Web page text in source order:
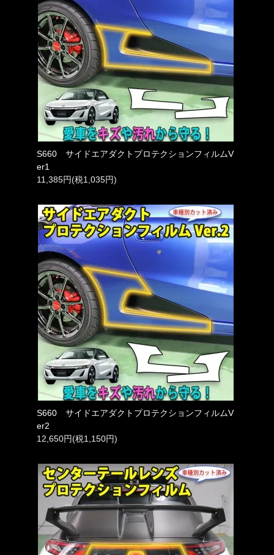
S660 サイドエアダクトプロテクションフィルムV
er1
11,385円(税1,035円)
S660 サイドエアダクトプロテクションフィルムV
er2
12,650円(税1,150円)